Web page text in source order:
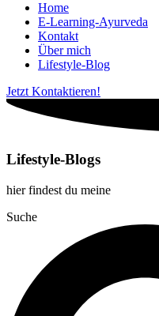
Home
E-Learning-Ayurveda
Kontakt
Über mich
Lifestyle-Blog
Jetzt Kontaktieren!
Lifestyle-Blogs
hier findest du meine
Suche